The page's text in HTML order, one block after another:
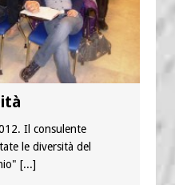
Il consulente
le diversità del
[...]